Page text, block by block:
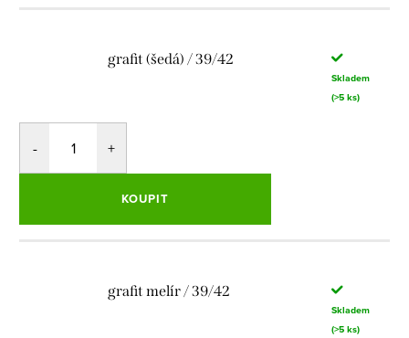
grafit (šedá) / 39/42
Skladem
(>5 ks)
KOUPIT
grafit melír / 39/42
Skladem
(>5 ks)